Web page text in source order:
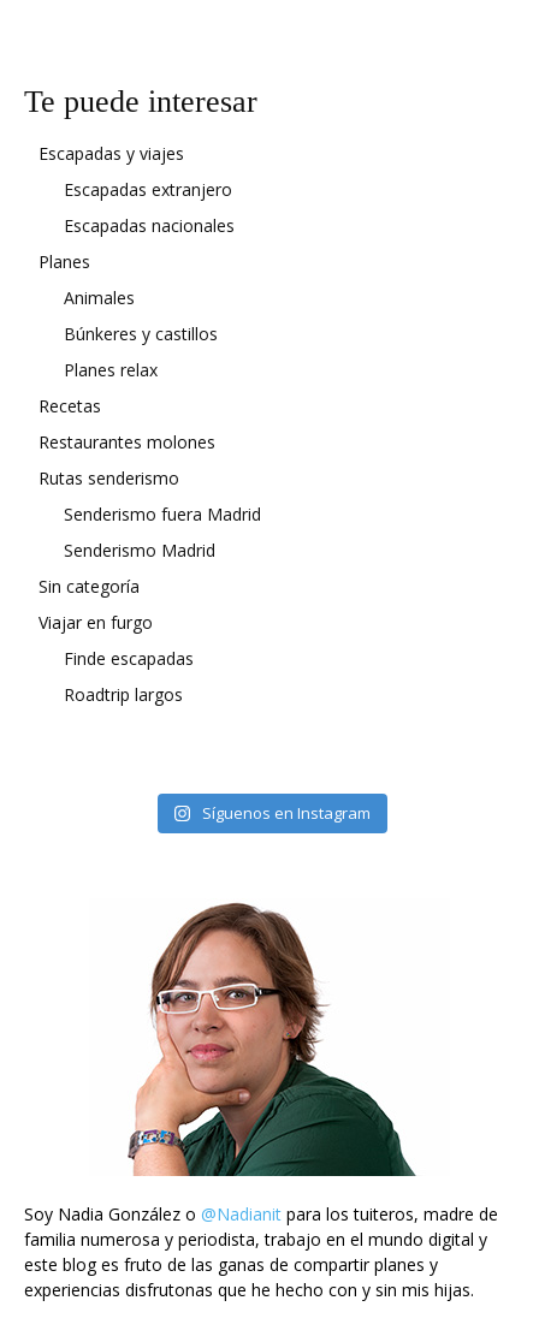
Te puede interesar
Escapadas y viajes
Escapadas extranjero
Escapadas nacionales
Planes
Animales
Búnkeres y castillos
Planes relax
Recetas
Restaurantes molones
Rutas senderismo
Senderismo fuera Madrid
Senderismo Madrid
Sin categoría
Viajar en furgo
Finde escapadas
Roadtrip largos
Síguenos en Instagram
Soy Nadia González o @Nadianit para los tuiteros, madre de
familia numerosa y periodista, trabajo en el mundo digital y
este blog es fruto de las ganas de compartir planes y
experiencias disfrutonas que he hecho con y sin mis hijas.